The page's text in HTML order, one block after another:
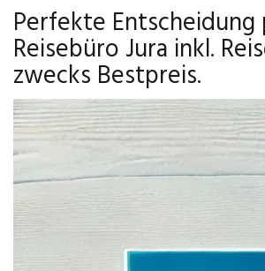
Perfekte Entscheidung
Reisebüro Jura inkl.
zwecks Bestpreis.